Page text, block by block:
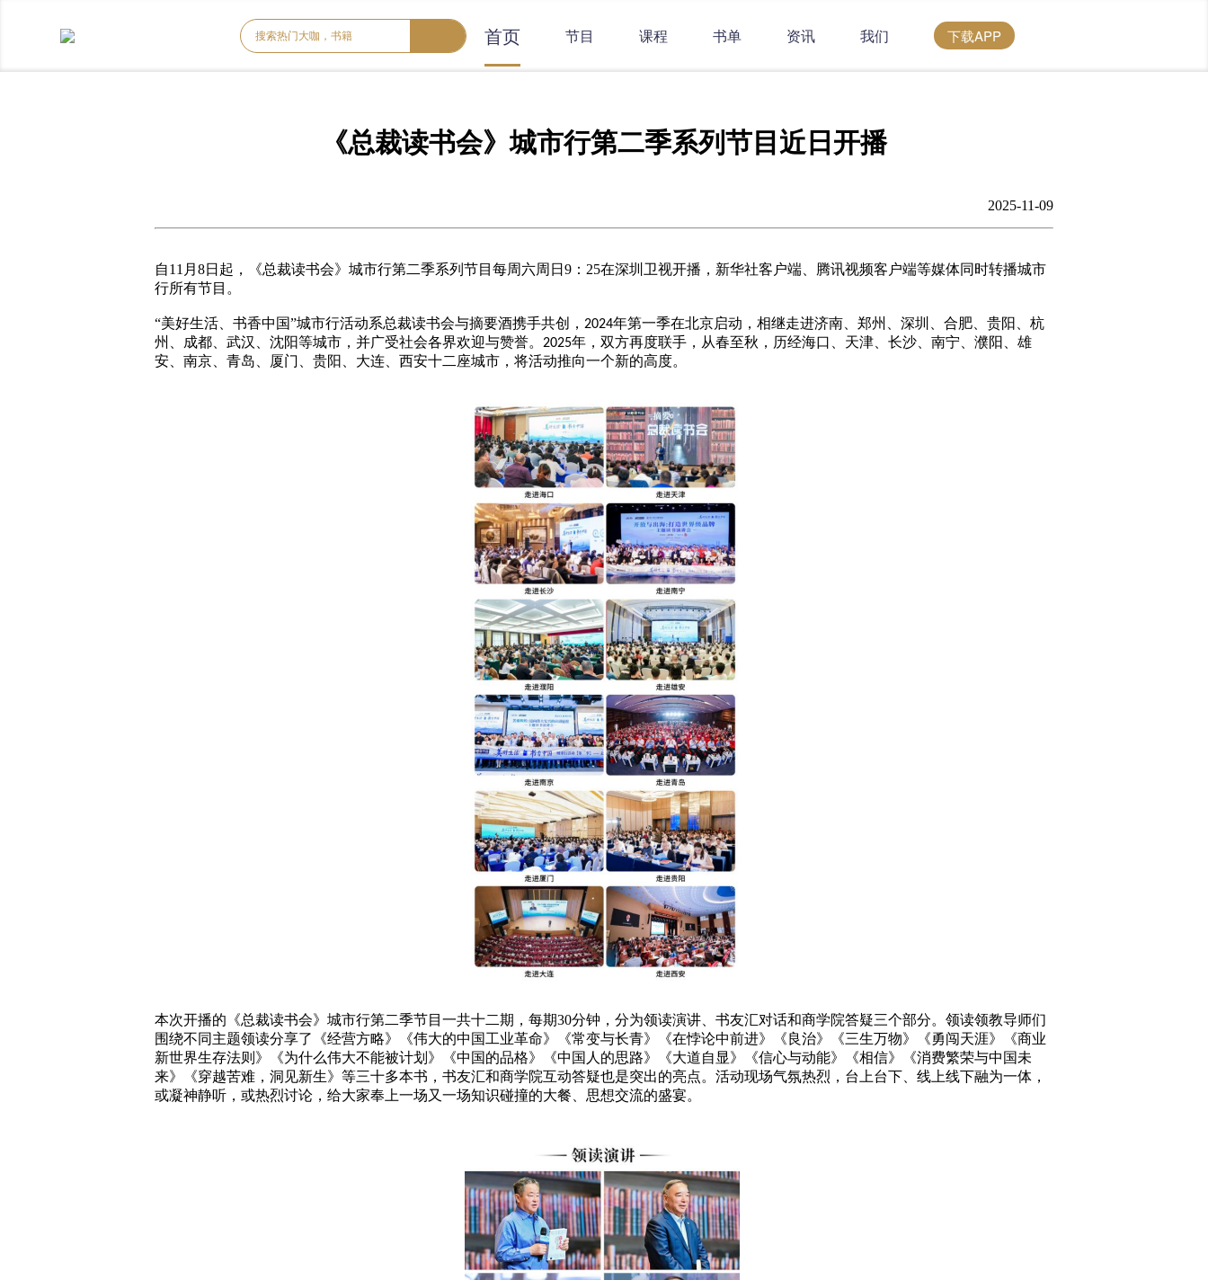
首页 节目 课程 书单 资讯 我们 下载APP
《总裁读书会》城市行第二季系列节目近日开播
2025-11-09
自11月 8日 起 ，《总裁读书会》城市行第二季系列节目每周六周日 9：25在深圳卫视开播 ， 新华社客户端、腾讯视频客户端等媒体同时转播城市
行所有节目。
“美好生活、书香中国”城市行活动系总裁读书会与摘要酒携手共创， 2024年第一季在北京启动，相继走进济南、郑州、深圳、合肥、贵阳、杭
州、成都、武汉、沈阳等城市，并广受社会各界欢迎与赞誉。 2025年，双方再度联手，从春至秋，历经海口、天津、长沙、南宁、濮阳、雄
安、南京、青岛、厦门、贵阳、大连、西安十二座城市，将活动推向一个新的高度。
本次开播的《总裁读书会》 城市行第二季节目一共十二期，每期30分钟，分为领读演讲、书友汇对话和商学院答疑三个部分。领读领教导师们
围绕不同主题领读分享了 《经营方略》《伟大的中国工业革命》《常变与长青》《在悖论中前进》《良治》《三生万物》《勇闯天涯》《商业
新世界生存法则 》《为什么伟大不能被计划 》《中国的品格》《中国人的思路》《大道自显》《信心与动能》《相信》《消费繁荣与中国未
来》《穿越苦难，洞见新生》 等三十多本书 ， 书友汇和商学院互动答疑也是突出的亮点。 活动现场气氛热烈，台上台下、线上线下融为一体，
或凝神静听，或热烈讨论，给大家奉上一场又一场知识碰撞的大餐、思想交流的盛宴。